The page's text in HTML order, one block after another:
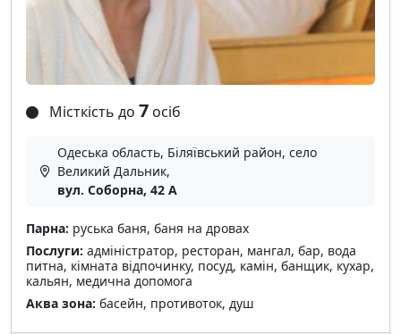
Місткість до 7 осіб
Одеська область, Біляївський район, село
Великий Дальник,
вул. Соборна, 42 А
Парна: руська баня, баня на дровах
Послуги: адміністратор, ресторан, мангал, бар, вода
питна, кімната відпочинку, посуд, камін, банщик, кухар,
кальян, медична допомога
Аква зона: басейн, противоток, душ